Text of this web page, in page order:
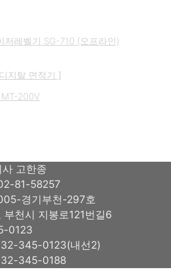
저레벨기 SG-710 (오프라인)
200V
사 고한종
81-58257
경기부천-297호
부천시 지봉로121번길6
0123
345-0123(내선2)
345-0188